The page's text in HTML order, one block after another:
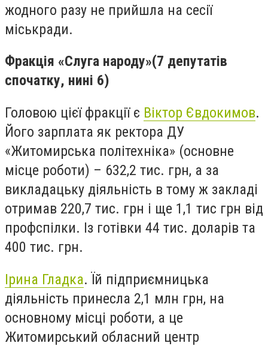
жодного разу не прийшла на сесії
міськради.
Фракція «Слуга народу»(7 депутатів
спочатку, нині 6)
Головою цієї фракції є Віктор Євдокимов.
Його зарплата як ректора ДУ
«Житомирська політехніка» (основне
місце роботи) – 632,2 тис. грн, а за
викладацьку діяльність в тому ж закладі
отримав 220,7 тис. грн і ще 1,1 тис грн від
профспілки. Із готівки 44 тис. доларів та
400 тис. грн.
Ірина Гладка. Їй підприємницька
діяльність принесла 2,1 млн грн, на
основному місці роботи, а це
Житомирський обласний центр